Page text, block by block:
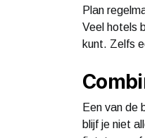
Plan
Veel hotels
kunt. Zelfs
Een van de
blijf je niet